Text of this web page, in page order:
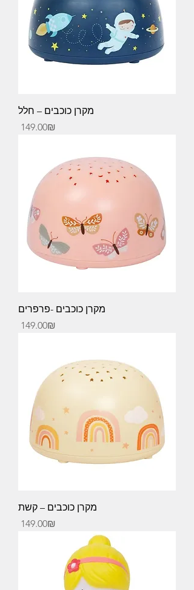
מקרן כוכבים – חלל
Price
‏149.00 ‏₪
מקרן כוכבים -פרפרים
Price
‏149.00 ‏₪
מקרן כוכבים – קשת
Price
‏149.00 ‏₪